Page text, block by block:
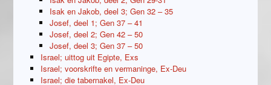
Isak en Jakob, deel 3; Gen 32 – 35
Josef, deel 1; Gen 37 – 41
Josef, deel 2; Gen 42 – 50
Josef, deel 3; Gen 37 – 50
Israel; uittog uit Egipte, Exs
Israel; voorskrifte en vermaninge, Ex-Deu
Israel; die tabernakel, Ex-Deu